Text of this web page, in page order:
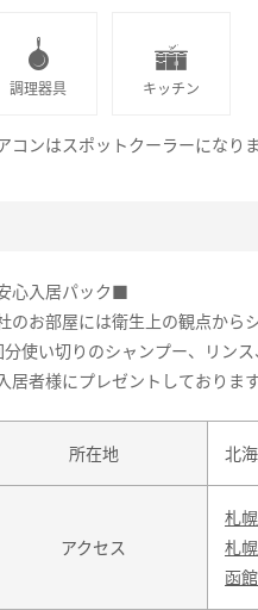
調理器具 キッチン
コンはスポットクーラーになりま
心入居パック■
のお部屋には衛生上の観点から
分使い切りのシャンプー、リン
居者様にプレゼントしておりま
所在地 北
アクセス
札
札
函